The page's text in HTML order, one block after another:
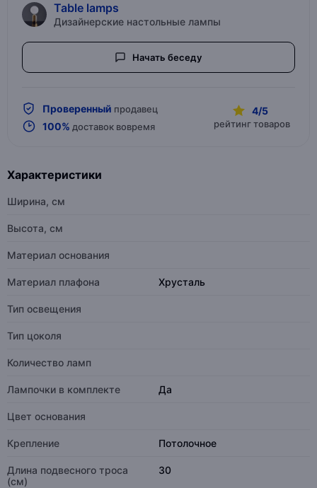
Table lamps
Дизайнерские настольные лампы
Начать беседу
Проверенный продавец
100% доставок вовремя
4/5
рейтинг товаров
Характеристики
Ширина, см
Высота, см
Материал основания
Материал плафона Хрусталь
Тип освещения
Тип цоколя
Количество ламп
Лампочки в комплекте Да
Цвет основания
Крепление Потолочное
Длина подвесного троса
(см)
30